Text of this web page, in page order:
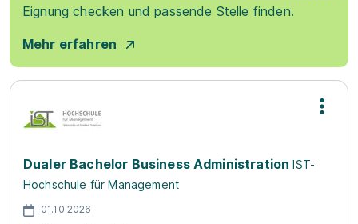
Eignung checken und passende Stelle finden.
Mehr erfahren
Dualer Bachelor Business Administration IST-
Hochschule für Management
01.10.2026